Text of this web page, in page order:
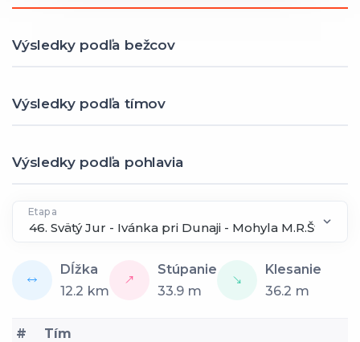
Výsledky podľa bežcov
Výsledky podľa tímov
Výsledky podľa pohlavia
Etapa
Dĺžka
12.2 km
Stúpanie
33.9 m
Klesanie
36.2 m
#
Tím